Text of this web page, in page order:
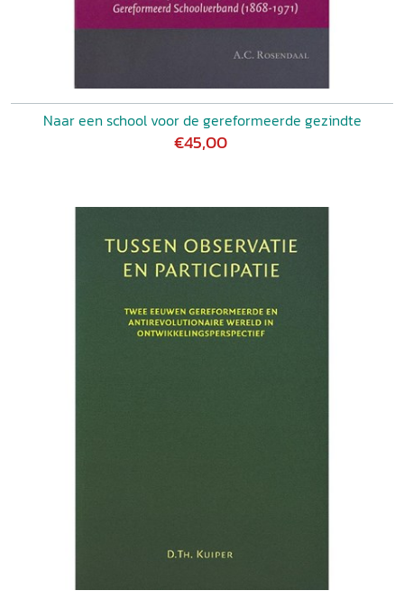
Naar een school voor de gereformeerde gezindte
€45,00